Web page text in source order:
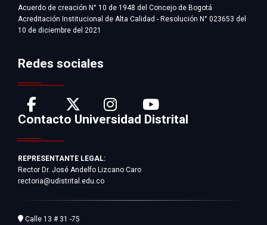
Acuerdo de creación N° 10 de 1948 del Concejo de Bogotá
Acreditación Institucional de Alta Calidad - Resolución N° 023653 del
10 de diciembre del 2021
Redes sociales
Contacto Universidad Distrital
REPRESENTANTE LEGAL:
Rector Dr. José Andelfo Lizcano Caro
rectoria@udistrital.edu.co
Calle 13 # 31 -75